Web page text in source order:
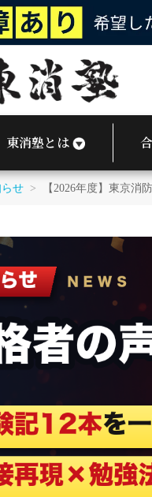
東消塾とは
せ > 【2026年度】東京消